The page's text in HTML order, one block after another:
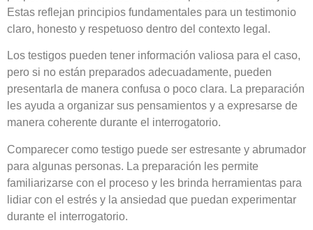
Estas reflejan principios fundamentales para un testimonio
claro, honesto y respetuoso dentro del contexto legal.
Los testigos pueden tener información valiosa para el caso,
pero si no están preparados adecuadamente, pueden
presentarla de manera confusa o poco clara. La preparación
les ayuda a organizar sus pensamientos y a expresarse de
manera coherente durante el interrogatorio.
Comparecer como testigo puede ser estresante y abrumador
para algunas personas. La preparación les permite
familiarizarse con el proceso y les brinda herramientas para
lidiar con el estrés y la ansiedad que puedan experimentar
durante el interrogatorio.